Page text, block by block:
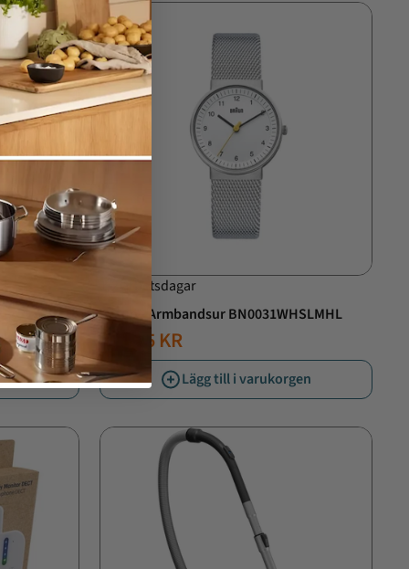
1-2 arbetsdagar
Braun - Armbandsur BN0031WHSLMHL
599,95 KR
Lägg till i varukorgen